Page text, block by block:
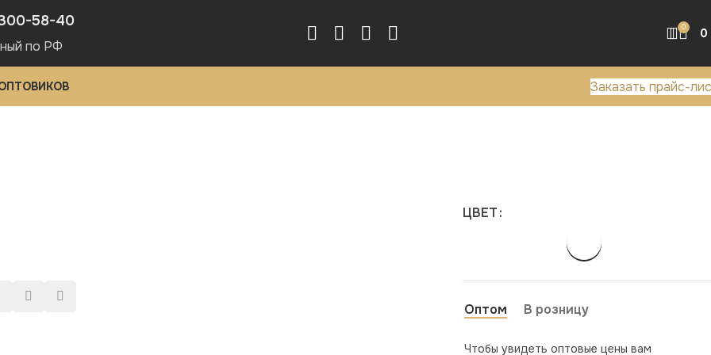
58-40
по РФ
0 0
Заказать прайс-
ЦВЕТ
Оптом В розницу
Чтобы увидеть оптовые цены вам